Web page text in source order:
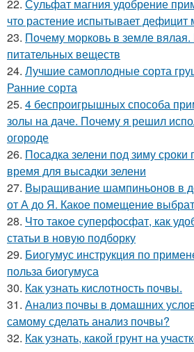
22. Сульфат магния удобрение
что растение испытывает дефицит
23. Почему морковь в земле вялая.
питательных веществ
24. Лучшие самоплодные сорта
Ранние сорта
25. 4 беспроигрышных способа
золы на даче. Почему я решил
огороде
26. Посадка зелени под зиму
время для высадки зелени
27. Выращивание шампиньонов в
от А до Я. Какое помещение
28. Что такое суперфосфат, как
статьи в новую подборку
29. Биогумус инструкция по
польза биогумуса
30. Как узнать кислотность почвы.
31. Анализ почвы в домашних
самому сделать анализ почвы?
32. Как узнать, какой грунт на